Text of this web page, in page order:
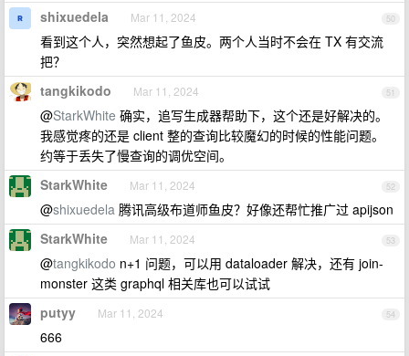
50
shixuedela Mar 11, 2024
看到这个人，突然想起了鱼皮。两个人当时不会在 TX 有交流
把？
51
tangkikodo Mar 11, 2024
@StarkWhite 确实，追写生成器帮助下，这个还是好解决的。
我感觉疼的还是 client 整的查询比较魔幻的时候的性能问题。
约等于丢失了慢查询的调优空间。
52
StarkWhite Mar 11, 2024
@shixuedela 腾讯高级布道师鱼皮？好像还帮忙推广过 apijson
53
StarkWhite Mar 11, 2024
@tangkikodo n+1 问题，可以用 dataloader 解决，还有 join-
monster 这类 graphql 相关库也可以试试
54
putyy Mar 11, 2024
666